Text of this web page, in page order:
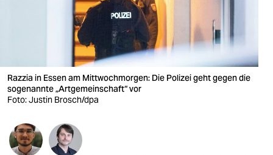
verlag
veranstaltungen
fragen & hilfe
Razzia in Essen am Mittwochmorgen: Die Polizei geht gegen die
sogenannte „Artgemeinschaft“ vor
Foto: Justin Brosch/dpa